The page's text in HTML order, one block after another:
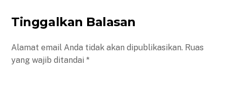
Tinggalkan Balasan
Alamat email Anda tidak akan dipublikasikan. Ruas
yang wajib ditandai*